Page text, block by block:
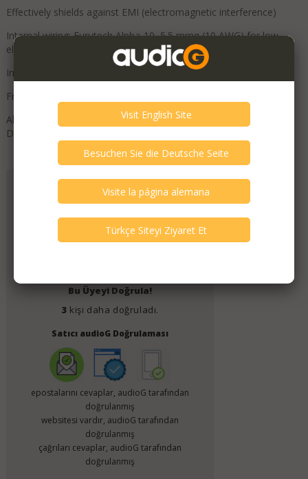
Effectively shields against EMI (electromagnetic interference)
Internal wiring: Furutech Alpha-10, 5.5 mmq (10 AWG) for low
electrical resistance
Insulated conductors with resonant absorbing tubes
Front panel • 8 abnormal operation indicators
All conductors treated with Furutech's α (Alpha) Cryogenic and
Demagnetizing Process.
Favorilere Ekle
Bu Üyeyi Doğrula!
3 kişi daha doğruladı.
Satıcı audioG Doğrulaması
epostalarını cevaplar, audioG tarafından
doğrulanmış
websitesi vardır, audioG tarafından
doğrulanmış
çağrıları cevaplar, audioG tarafından
doğrulanmış